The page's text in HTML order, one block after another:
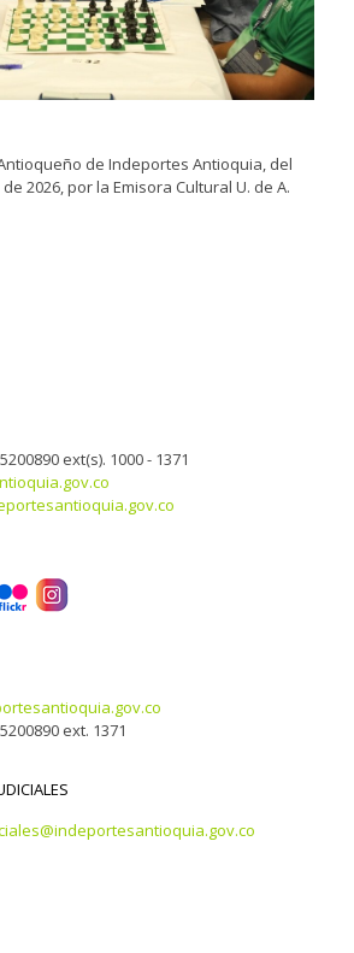
de Indeportes Antioquia, del
2026, por la Emisora Cultural U. de A.
ext(s). 1000 - 1371
ext. 1371